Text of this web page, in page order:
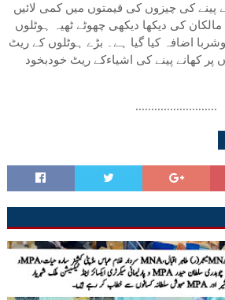
پینے کی چیزوں کی قیمتوں میں کمی لائیں
کی دیکھا دیکھی چھوٹے ٹھیہ ہوٹلوں
اضافہ کیا گیا ہے۔ بڑے ہوٹلوں کے ریٹ
پر کھانے پینے کی اشیاءکے ریٹ خودبخود
..........................